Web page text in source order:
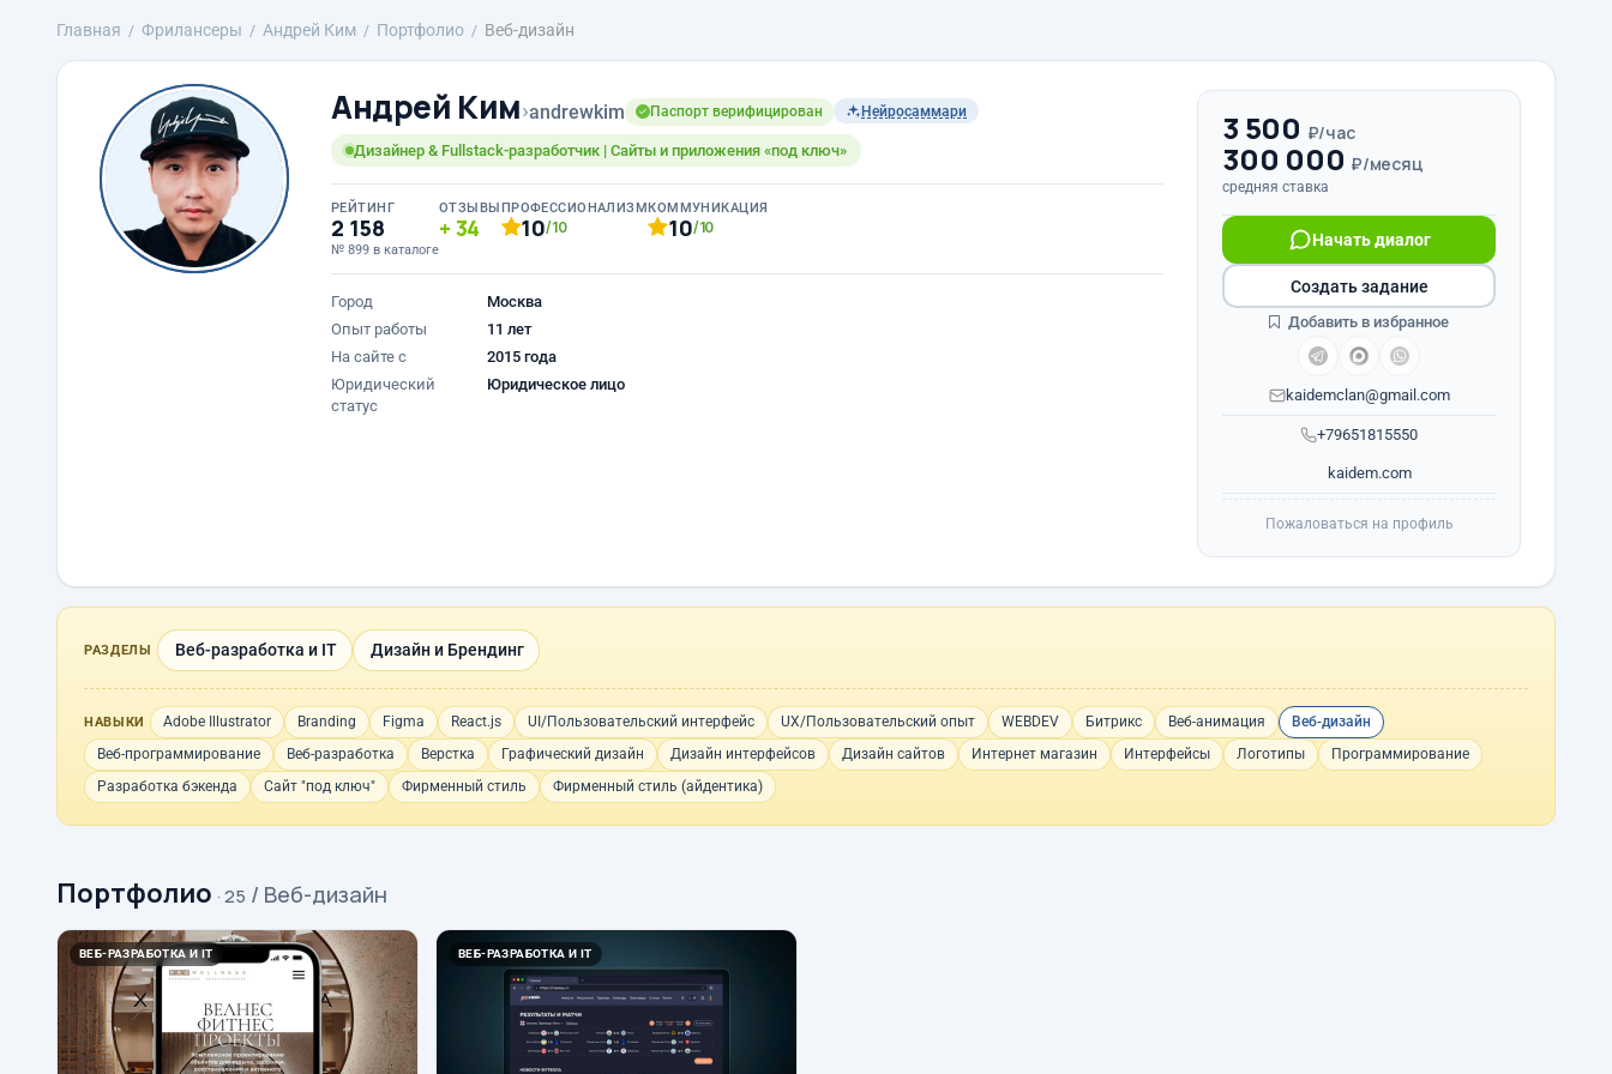
Главная Фрилансеры Андрей Ким Портфолио Веб-дизайн
Андрей Ким›andrewkim Паспорт верифицирован Нейросаммари
Дизайнер & Fullstack-разработчик | Сайты и приложения «под ключ»
РЕЙТИНГ
2 158
№ 899 в каталоге
ОТЗЫВЫ
34
ПРОФЕССИОНАЛИЗМ
10/10
КОММУНИКАЦИЯ
10/10
Город
Москва
Опыт работы
11 лет
На сайте с
2015 года
Юридический
статус
Юридическое лицо
3 500 ₽/час
300 000 ₽/месяц
средняя ставка
+79651815550
Начать диалог
kaidemclan@gmail.com
kaidem.com
Создать задание
Добавить в избранное
Пожаловаться на профиль
РАЗДЕЛЫ Веб-разработка и IT Дизайн и Брендинг
НАВЫКИ Adobe Illustrator Branding Figma React.js UI/Пользовательский интерфейс UX/Пользовательский опыт WEBDEV Битрикс Веб-анимация
Веб-дизайн
Веб-программирование
Веб-разработка Верстка Графический дизайн Дизайн интерфейсов Дизайн сайтов Интернет магазин Интерфейсы Логотипы
Программирование
Разработка бэкенда
Сайт "под ключ" Фирменный стиль Фирменный стиль (айдентика)
Портфолио · 25 / Веб-дизайн
ВЕБ-РАЗРАБОТКА И IT ВЕБ-РАЗРАБОТКА И IT